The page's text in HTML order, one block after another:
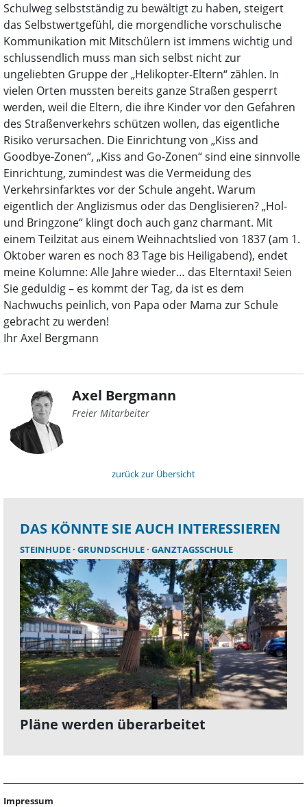
Schulweg selbstständig zu bewältigt zu haben, steigert
das Selbstwertgefühl, die morgendliche vorschulische
Kommunikation mit Mitschülern ist immens wichtig und
schlussendlich muss man sich selbst nicht zur
ungeliebten Gruppe der „Helikopter-Eltern“ zählen. In
vielen Orten mussten bereits ganze Straßen gesperrt
werden, weil die Eltern, die ihre Kinder vor den Gefahren
des Straßenverkehrs schützen wollen, das eigentliche
Risiko verursachen. Die Einrichtung von „Kiss and
Goodbye-Zonen“, „Kiss and Go-Zonen“ sind eine sinnvolle
Einrichtung, zumindest was die Vermeidung des
Verkehrsinfarktes vor der Schule angeht. Warum
eigentlich der Anglizismus oder das Denglisieren? „Hol-
und Bringzone“ klingt doch auch ganz charmant. Mit
einem Teilzitat aus einem Weihnachtslied von 1837 (am 1.
Oktober waren es noch 83 Tage bis Heiligabend), endet
meine Kolumne: Alle Jahre wieder… das Elterntaxi! Seien
Sie geduldig – es kommt der Tag, da ist es dem
Nachwuchs peinlich, von Papa oder Mama zur Schule
gebracht zu werden!
Ihr Axel Bergmann
Axel Bergmann
Freier Mitarbeiter
zurück zur Übersicht
DAS KÖNNTE SIE AUCH INTERESSIEREN
STEINHUDE GRUNDSCHULE GANZTAGSSCHULE
Pläne werden überarbeitet
Impressum